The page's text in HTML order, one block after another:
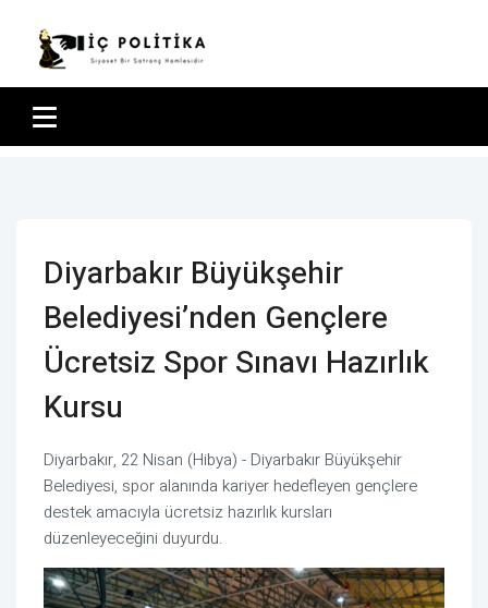
Diyarbakır Büyükşehir
Belediyesi’nden Gençlere
Ücretsiz Spor Sınavı Hazırlık
Kursu
Diyarbakır, 22 Nisan (Hibya) - Diyarbakır Büyükşehir
Belediyesi, spor alanında kariyer hedefleyen gençlere
destek amacıyla ücretsiz hazırlık kursları
düzenleyeceğini duyurdu.